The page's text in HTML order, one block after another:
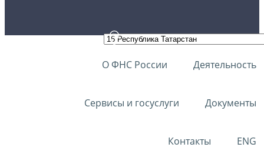
О ФНС России Деятельность
Сервисы и госуслуги Документы
Контакты ENG